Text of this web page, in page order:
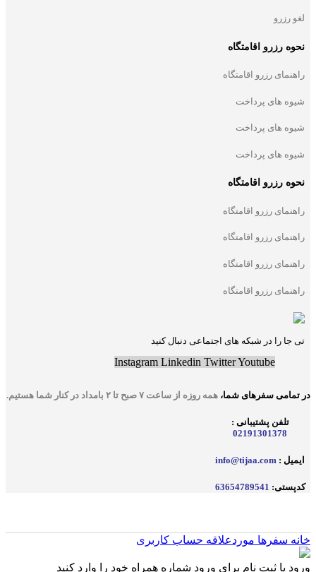
لغو رزرو
نحوه رزرو اقامتگاه
راهنمای رزرو اقامتگاه
شیوه های پرداخت
شیوه های پرداخت
شیوه های پرداخت
نحوه رزرو اقامتگاه
راهنمای رزرو اقامتگاه
راهنمای رزرو اقامتگاه
راهنمای رزرو اقامتگاه
راهنمای رزرو اقامتگاه
تی جا را در شبکه های اجتماعی دنبال کنید
Instagram Linkedin TwitterYoutube
در تمامی سفر‌های شما، همه روزه از ساعت ۷ صبح تا ۲ بامداد در کنار شما هستیم.
تلفن پشتیبانی :
02191301378
ایمیل : info@tijaa.com
کدپستی: 63654789541
خانه سفرها موردعلاقه حساب کاربری
ورود یا ثبت نام برای ورود شماره همراه خود را وارد کنید